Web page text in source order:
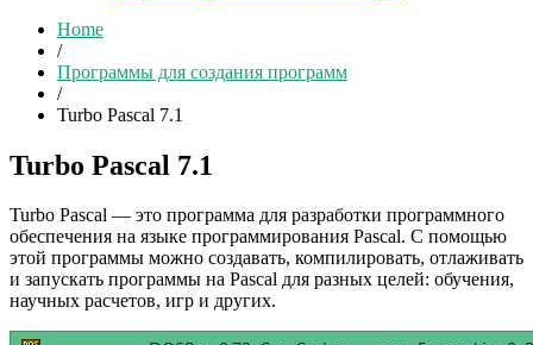
Home
/
Программы для создания программ
/
Turbo Pascal 7.1
Turbo Pascal 7.1
Turbo Pascal — это программа для разработки программного
обеспечения на языке программирования Pascal. С помощью
этой программы можно создавать, компилировать, отлаживать
и запускать программы на Pascal для разных целей: обучения,
научных расчетов, игр и других.